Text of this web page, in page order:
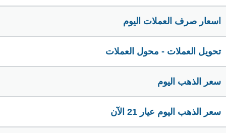
اسعار صرف العملات اليوم
تحويل العملات - محول العملات
سعر الذهب اليوم
سعر الذهب اليوم عيار 21 الآن